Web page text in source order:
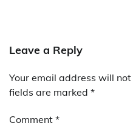
Leave a Reply
Your email address will
fields are marked *
Comment *